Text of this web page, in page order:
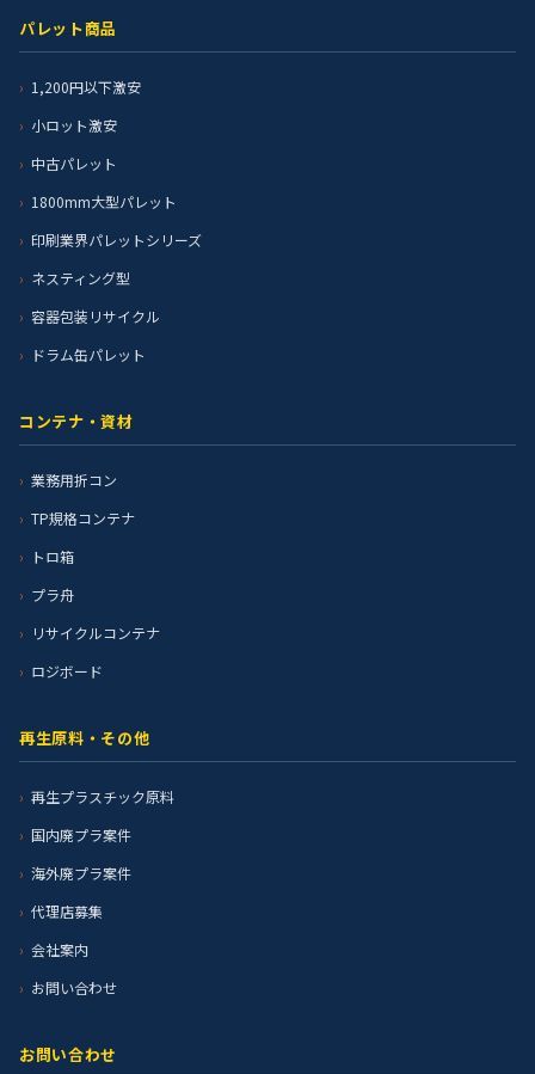
パレット商品
1,200円以下激安
小ロット激安
中古パレット
1800mm大型パレット
印刷業界パレットシリーズ
ネスティング型
容器包装リサイクル
ドラム缶パレット
コンテナ・資材
業務用折コン
TP規格コンテナ
トロ箱
プラ舟
リサイクルコンテナ
ロジボード
再生原料・その他
再生プラスチック原料
国内廃プラ案件
海外廃プラ案件
代理店募集
会社案内
お問い合わせ
お問い合わせ